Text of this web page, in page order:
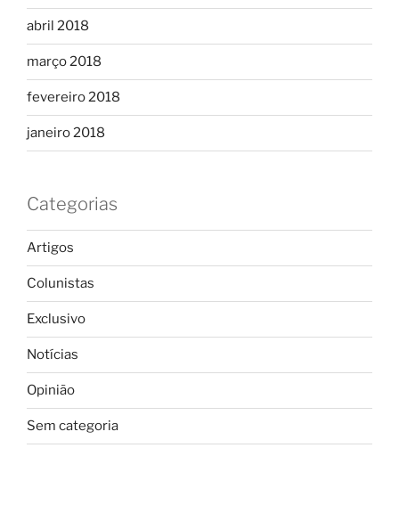
abril 2018
março 2018
fevereiro 2018
janeiro 2018
Categorias
Artigos
Colunistas
Exclusivo
Notícias
Opinião
Sem categoria